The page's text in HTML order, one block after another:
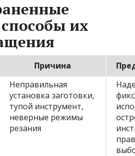
их
Причина
Неправильная
установка заготовки,
тупой инструмент,
неверные режимы
резания